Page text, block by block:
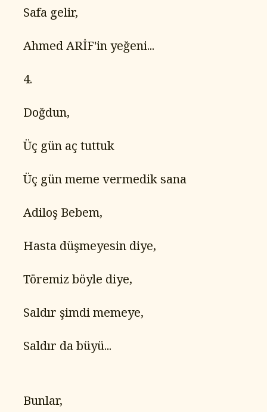
   Safa gelir,
   Ahmed ARİF'in yeğeni...
   4.
   Doğdun,
   Üç gün aç tuttuk
   Üç gün meme vermedik sana
   Adiloş Bebem,
   Hasta düşmeyesin diye,
   Töremiz böyle diye,
   Saldır şimdi memeye,
   Saldır da büyü...
   Bunlar,